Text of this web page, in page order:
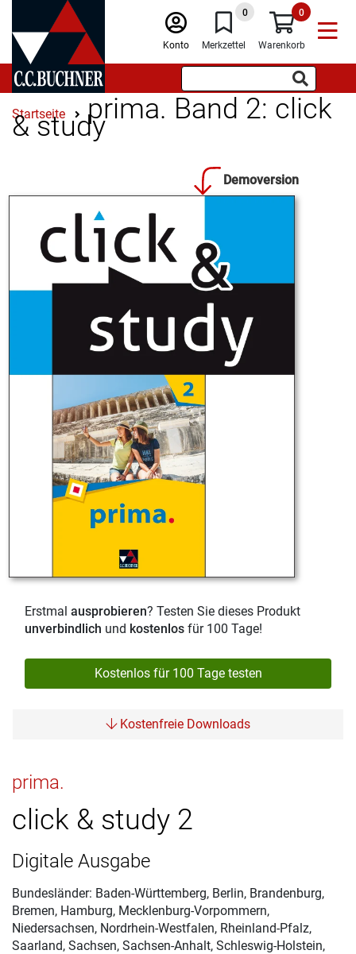
Konto
0
Merkzettel
0
Warenkorb
Startseite prima. Band 2: click
& study
Demoversion
Erstmal ausprobieren? Testen Sie dieses Produkt
unverbindlich und kostenlos für 100 Tage!
Kostenlos für 100 Tage testen
Kostenfreie Downloads
prima.
click & study 2
Digitale Ausgabe
Bundesländer: Baden-Württemberg, Berlin, Brandenburg,
Bremen, Hamburg, Mecklenburg-Vorpommern,
Niedersachsen, Nordrhein-Westfalen, Rheinland-Pfalz,
Saarland, Sachsen, Sachsen-Anhalt, Schleswig-Holstein,